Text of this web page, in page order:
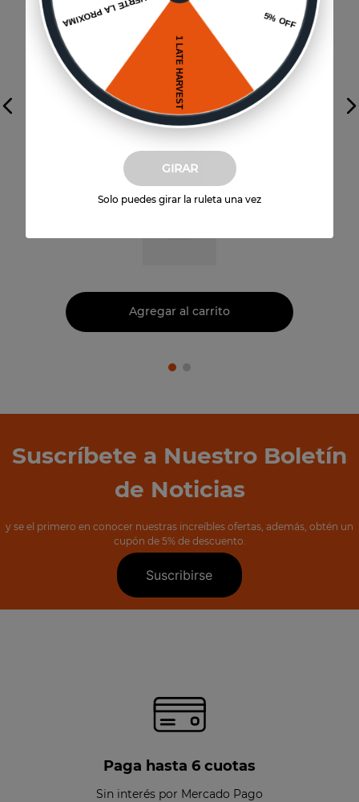
Vista previa
U Sparkling + MAC cosmetic
$ 64.990
Agregar al carrito
Suscríbete a Nuestro Boletín
de Noticias
y se el primero en conocer nuestras increíbles ofertas, además, obtén un
cupón de 5% de descuento.
Suscribirse
Paga hasta 6 cuotas
Sin interés por Mercado Pago
GIRAR
Solo puedes girar la ruleta una vez